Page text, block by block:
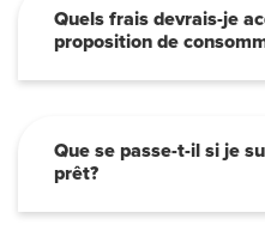
Quels frais devrais-je
proposition de
Que se passe-t-il si je
prêt?